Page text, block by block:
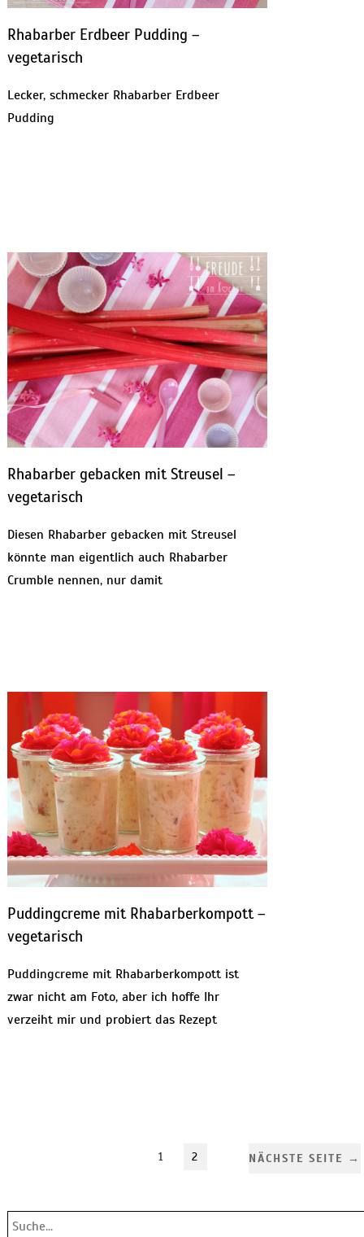
Rhabarber Erdbeer Pudding –
vegetarisch
Lecker, schmecker Rhabarber Erdbeer
Pudding
Rhabarber gebacken mit Streusel –
vegetarisch
Diesen Rhabarber gebacken mit Streusel
könnte man eigentlich auch Rhabarber
Crumble nennen, nur damit
Puddingcreme mit Rhabarberkompott –
vegetarisch
Puddingcreme mit Rhabarberkompott ist
zwar nicht am Foto, aber ich hoffe Ihr
verzeiht mir und probiert das Rezept
1 2 NÄCHSTE SEITE →